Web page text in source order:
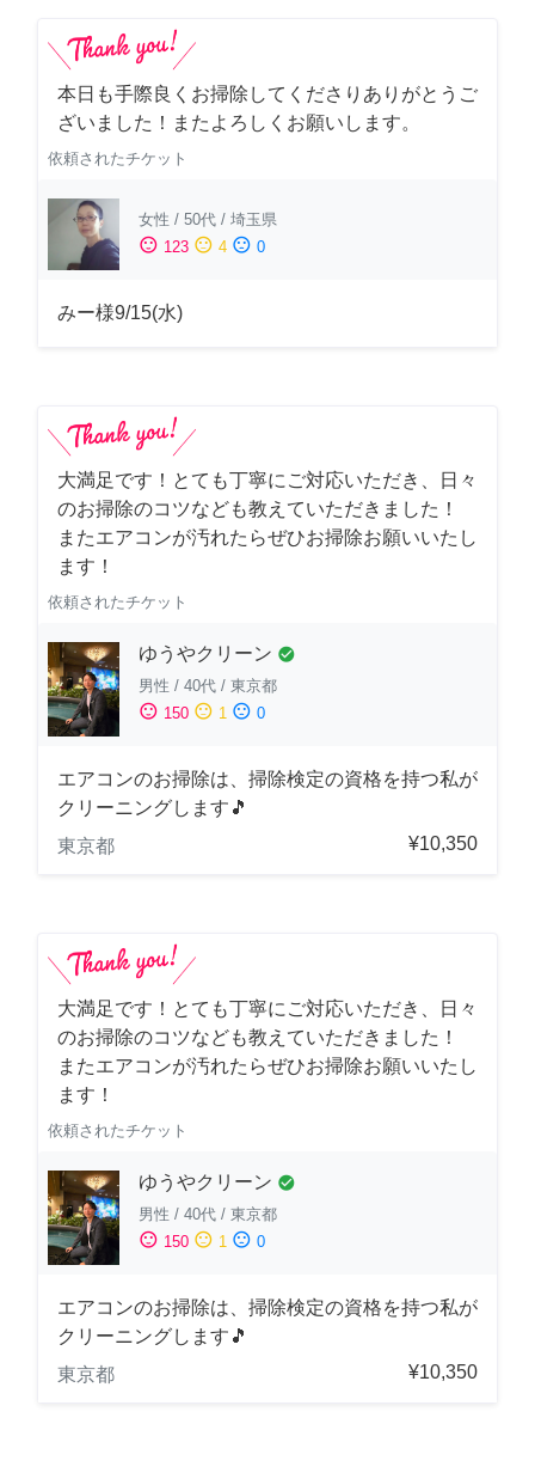
本日も手際良くお掃除してくださりありがとうご
ざいました！またよろしくお願いします。
依頼されたチケット
女性 / 50代 / 埼玉県
sentiment_satisfied 123 sentiment_neutral 4 sentiment_dissatisfied 0
みー様9/15(水)
大満足です！とても丁寧にご対応いただき、日々
のお掃除のコツなども教えていただきました！
またエアコンが汚れたらぜひお掃除お願いいたし
ます！
依頼されたチケット
ゆうやクリーン check_circle
男性 / 40代 / 東京都
sentiment_satisfied 150 sentiment_neutral 1 sentiment_dissatisfied 0
エアコンのお掃除は、掃除検定の資格を持つ私が
クリーニングします🎵
東京都
¥10,350
大満足です！とても丁寧にご対応いただき、日々
のお掃除のコツなども教えていただきました！
またエアコンが汚れたらぜひお掃除お願いいたし
ます！
依頼されたチケット
ゆうやクリーン check_circle
男性 / 40代 / 東京都
sentiment_satisfied 150 sentiment_neutral 1 sentiment_dissatisfied 0
エアコンのお掃除は、掃除検定の資格を持つ私が
クリーニングします🎵
東京都
¥10,350